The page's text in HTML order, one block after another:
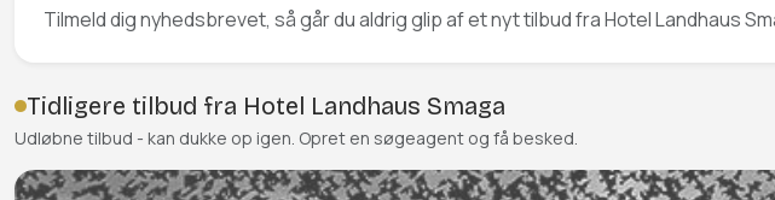
Tilmeld dig nyhedsbrevet, så går du aldrig glip af et nyt tilbud fra Hotel Landhaus
Tidligere tilbud fra Hotel Landhaus Smaga
Udløbne tilbud - kan dukke op igen. Opret en søgeagent og få besked.